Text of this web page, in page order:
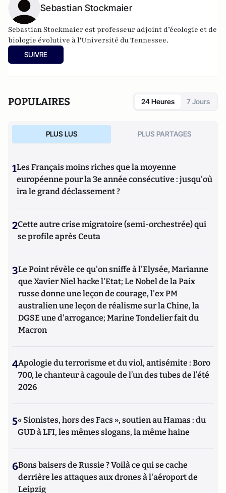
Sebastian Stockmaier
Sebastian Stockmaier est professeur adjoint d’écologie et de
biologie évolutive à l'Université du Tennessee.
SUIVRE
POPULAIRES 24 Heures 7 Jours
PLUS LUS PLUS PARTAGES
1Les Français moins riches que la moyenne
européenne pour la 3e année consécutive : jusqu'où
ira le grand déclassement ?
2Cette autre crise migratoire (semi-orchestrée) qui
se profile après Ceuta
3Le Point révèle ce qu'on sniffe à l'Elysée, Marianne
que Xavier Niel hacke l'Etat; Le Nobel de la Paix
russe donne une leçon de courage, l'ex PM
australien une leçon de réalisme sur la Chine, la
DGSE une d'arrogance; Marine Tondelier fait du
Macron
4Apologie du terrorisme et du viol, antisémite : Boro
700, le chanteur à cagoule de l’un des tubes de l’été
2026
5« Sionistes, hors des Facs », soutien au Hamas : du
GUD à LFI, les mêmes slogans, la même haine
6Bons baisers de Russie ? Voilà ce qui se cache
derrière les attaques aux drones à l'aéroport de
Leipzig